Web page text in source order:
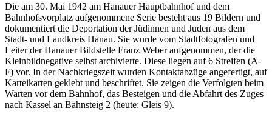
Die am 30. Mai 1942 am Hanauer Hauptbahnhof und dem
Bahnhofsvorplatz aufgenommene Serie besteht aus 19 Bildern und
dokumentiert die Deportation der Jüdinnen und Juden aus dem
Stadt- und Landkreis Hanau. Sie wurde vom Stadtfotografen und
Leiter der Hanauer Bildstelle Franz Weber aufgenommen, der die
Kleinbildnegative selbst archivierte. Diese liegen auf 6 Streifen (A-
F) vor. In der Nachkriegszeit wurden Kontaktabzüge angefertigt, auf
Karteikarten geklebt und beschriftet. Sie zeigen die Verfolgten beim
Warten vor dem Bahnhof, das Besteigen und die Abfahrt des Zuges
nach Kassel an Bahnsteig 2 (heute: Gleis 9).